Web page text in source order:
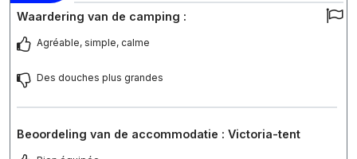
Waardering van de camping :
Agréable, simple, calme
Des douches plus grandes
Beoordeling van de accommodatie : Victoria-tent